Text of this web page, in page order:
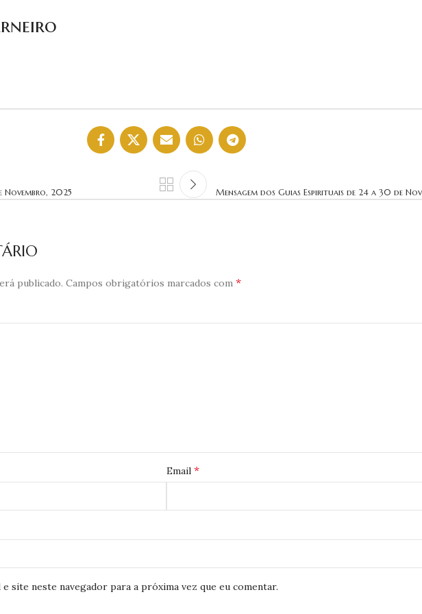
Novembro, 2025
Mensagem dos Guias Espirituais de 24 a 30 de
publicado. Campos obrigatórios marcados com *
Email *
site neste navegador para a próxima vez que eu comentar.